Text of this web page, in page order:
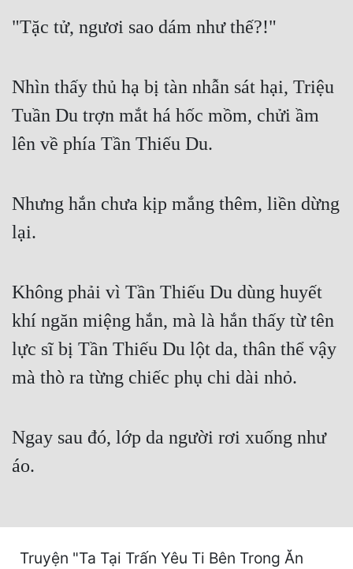
Truyện Dịch
Truyện Nhập Môn
Truyện ngắn
Cung Đấu
Cổ Tiên Hiệp
Cổ Đại
Du Hí
Dã Sử
Dị Năng
"Tặc tử, ngươi sao dám như thế?!"
Nhìn thấy thủ hạ bị tàn nhẫn sát hại, Triệu
Tuần Du trợn mắt há hốc mồm, chửi ầm
lên về phía Tần Thiếu Du.
Nhưng hắn chưa kịp mắng thêm, liền dừng
lại.
Không phải vì Tần Thiếu Du dùng huyết
khí ngăn miệng hắn, mà là hắn thấy từ tên
lực sĩ bị Tần Thiếu Du lột da, thân thể vậy
mà thò ra từng chiếc phụ chi dài nhỏ.
Ngay sau đó, lớp da người rơi xuống như
áo.
Truyện "Ta Tại Trấn Yêu Ti Bên Trong Ăn